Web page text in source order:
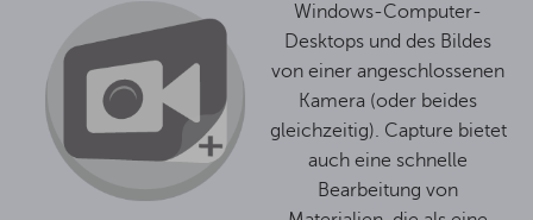
Windows-Computer-
Desktops und des Bildes
von einer angeschlossenen
Kamera (oder beides
gleichzeitig). Capture bietet
auch eine schnelle
Bearbeitung von